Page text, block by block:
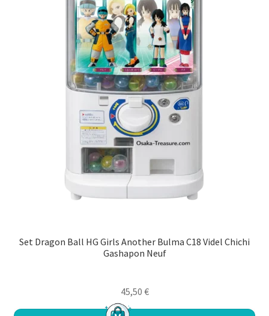
Set Dragon Ball HG Girls Another Bulma C18 Videl Chichi
Gashapon Neuf
45,50 €